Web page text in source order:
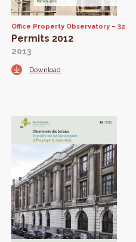
Office Property Observatory 32
Permits 2012
2013
Download